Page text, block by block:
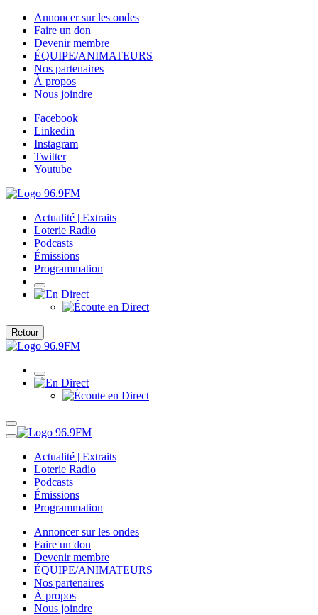
Annoncer sur les ondes
Faire un don
Devenir membre
ÉQUIPE/ANIMATEURS
Nos partenaires
À propos
Nous joindre
Facebook
Linkedin
Instagram
Twitter
Youtube
Actualité | Extraits
Loterie Radio
Podcasts
Émissions
Programmation
Retour
Actualité | Extraits
Loterie Radio
Podcasts
Émissions
Programmation
Annoncer sur les ondes
Faire un don
Devenir membre
ÉQUIPE/ANIMATEURS
Nos partenaires
À propos
Nous joindre